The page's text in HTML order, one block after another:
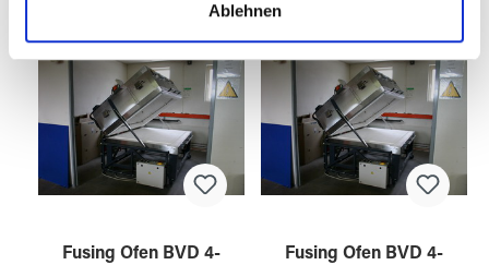
soziale Medien, Werbung und Analysen weiter. Unsere
Partner führen diese Informationen möglicherweise mit
weiteren Daten zusammen, die Sie ihnen bereitgestellt
haben oder die sie im Rahmen Ihrer Nutzung der Dienste
gesammelt haben.
Ablehnen
Fusing Ofen BVD 4-
Fusing Ofen BVD 4-